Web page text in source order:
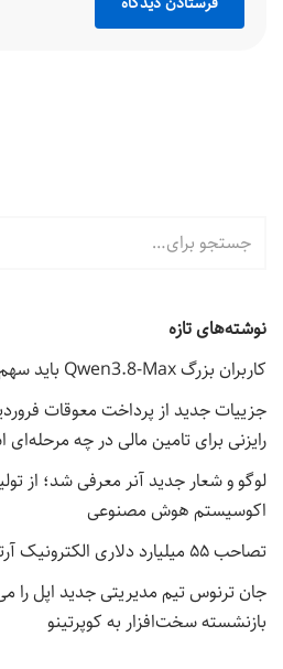
نوشته‌های تازه
کاربران بزرگ Qwen3.8-Max باید سهم درآمد بپردازند
جزییات جدید از پرداخت معوقات
رایزنی برای تامین مالی در چه
لوگو و شعار جدید آنر معرفی شد؛ از
اکوسیستم هوش مصنوعی
تصاحب ۵۵ میلیارد دلاری الکترونیک آرتز توسط عربستان نهایی شد
جان ترنوس تیم مدیریتی جدید اپل را
بازنشسته سخت‌افزار به کوپرتینو